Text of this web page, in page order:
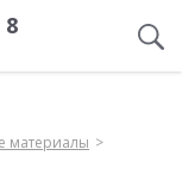
материалы